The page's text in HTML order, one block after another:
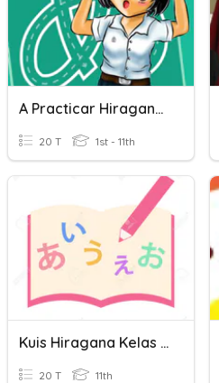
A Practicar Hiragana!!
20 T 1st - 11th
Kuis Hiragana Kelas 11
20 T 11th